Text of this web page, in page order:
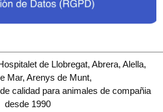
de Llobregat, Abrera, Alella,
Mar, Arenys de Munt,
calidad para animales de compañia
desde 1990